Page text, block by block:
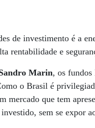
de investimento é a
rentabilidade e
Marin, os fundos
o Brasil é
mercado que tem
sem se expor